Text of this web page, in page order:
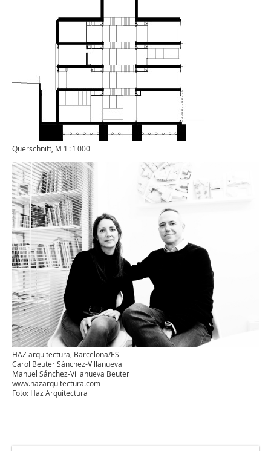
Querschnitt, M 1 : 1 000
HAZ arquitectura, Barcelona/ES
Carol Beuter Sánchez-Villanueva
Manuel Sánchez-Villanueva Beuter
www.hazarquitectura.com
Foto: Haz Arquitectura